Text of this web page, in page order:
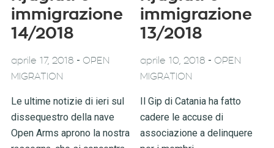
immigrazione
14/2018
aprile 17, 2018 - OPEN
MIGRATION
Le ultime notizie di ieri sul
dissequestro della nave
Open Arms aprono la nostra
immigrazione
13/2018
aprile 10, 2018 - OPEN
MIGRATION
Il Gip di Catania ha fatto
cadere le accuse di
associazione a delinquere